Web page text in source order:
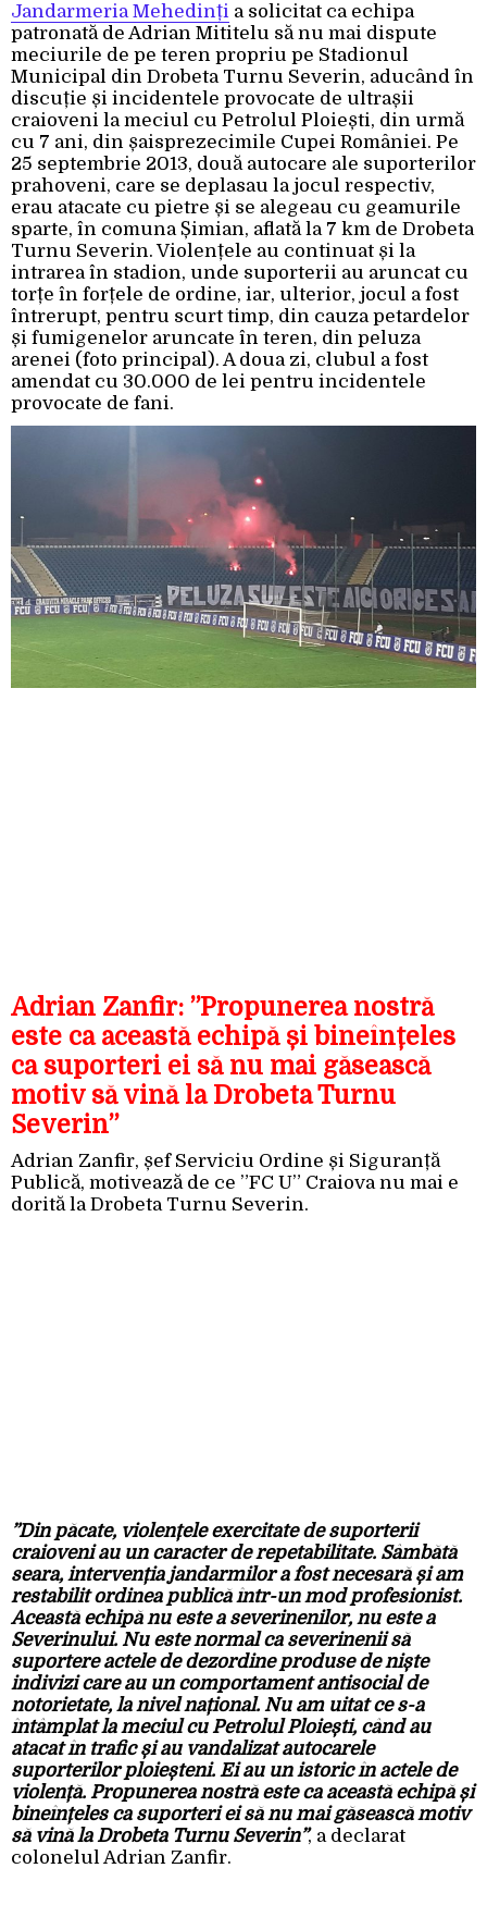
Jandarmeria Mehedinți a solicitat ca echipa
patronată de Adrian Mititelu să nu mai dispute
meciurile de pe teren propriu pe Stadionul
Municipal din Drobeta Turnu Severin, aducând în
discuție și incidentele provocate de ultrașii
craioveni la meciul cu Petrolul Ploiești, din urmă
cu 7 ani, din șaisprezecimile Cupei României. Pe
25 septembrie 2013, două autocare ale suporterilor
prahoveni, care se deplasau la jocul respectiv,
erau atacate cu pietre și se alegeau cu geamurile
sparte, în comuna Șimian, aflată la 7 km de Drobeta
Turnu Severin. Violențele au continuat și la
intrarea în stadion, unde suporterii au aruncat cu
torțe în forțele de ordine, iar, ulterior, jocul a fost
întrerupt, pentru scurt timp, din cauza petardelor
și fumigenelor aruncate în teren, din peluza
arenei (foto principal). A doua zi, clubul a fost
amendat cu 30.000 de lei pentru incidentele
provocate de fani.
Adrian Zanfir: ”Propunerea nostră
este ca această echipă și bineînțeles
ca suporteri ei să nu mai găsească
motiv să vină la Drobeta Turnu
Severin”
Adrian Zanfir, șef Serviciu Ordine și Siguranță
Publică, motivează de ce ”FC U” Craiova nu mai e
dorită la Drobeta Turnu Severin.
”Din păcate, violențele exercitate de suporterii
craioveni au un caracter de repetabilitate. Sâmbătă
seara, intervenția jandarmilor a fost necesară și am
restabilit ordinea publică într-un mod profesionist.
Această echipă nu este a severinenilor, nu este a
Severinului. Nu este normal ca severinenii să
suportere actele de dezordine produse de niște
indivizi care au un comportament antisocial de
notorietate, la nivel național. Nu am uitat ce s-a
întâmplat la meciul cu Petrolul Ploiești, când au
atacat în trafic și au vandalizat autocarele
suporterilor ploieșteni. Ei au un istoric în actele de
violență. Propunerea nostră este ca această echipă și
bineînțeles ca suporteri ei să nu mai găsească motiv
să vină la Drobeta Turnu Severin”, a declarat
colonelul Adrian Zanfir.